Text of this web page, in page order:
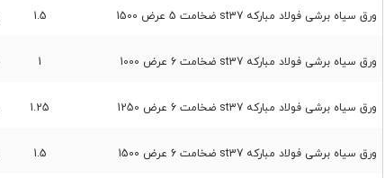
ورق سیاه برشی فولاد مبارکه st37 ضخامت 5 عرض 1500 1.5
ورق سیاه برشی فولاد مبارکه st37 ضخامت 6 عرض 1000 1
ورق سیاه برشی فولاد مبارکه st37 ضخامت 6 عرض 1250 1.25
ورق سیاه برشی فولاد مبارکه st37 ضخامت 6 عرض 1500 1.5